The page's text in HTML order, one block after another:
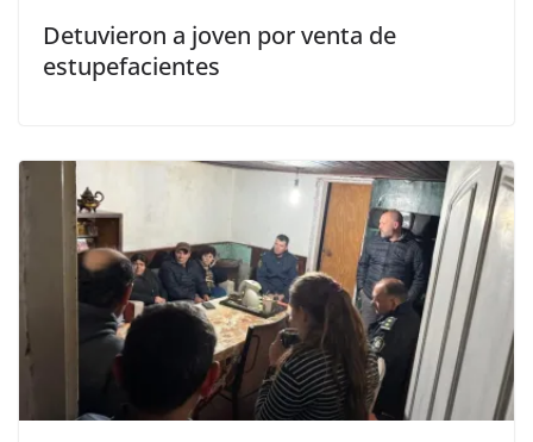
Detuvieron a joven por venta de
estupefacientes